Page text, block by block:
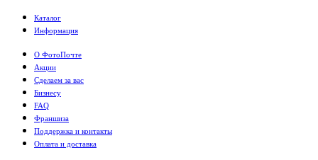
Каталог
Информация
О ФотоПочте
Акции
Сделаем за вас
Бизнесу
FAQ
Франшиза
Поддержка и контакты
Оплата и доставка